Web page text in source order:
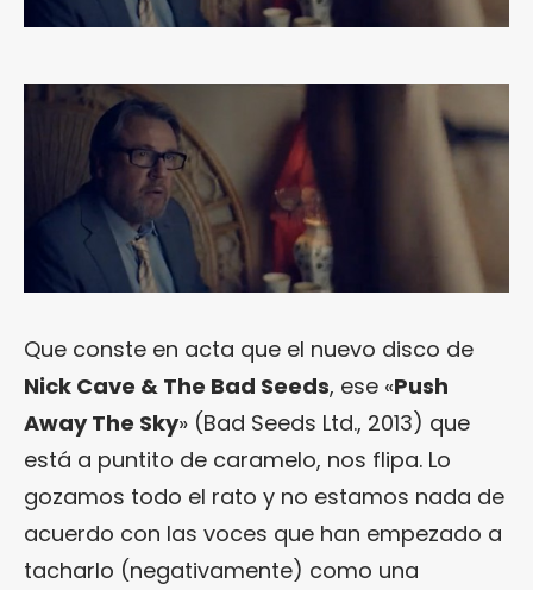
Que conste en acta que el nuevo disco de
Nick Cave & The Bad Seeds, ese «Push
Away The Sky» (Bad Seeds Ltd., 2013) que
está a puntito de caramelo, nos flipa. Lo
gozamos todo el rato y no estamos nada de
acuerdo con las voces que han empezado a
tacharlo (negativamente) como una